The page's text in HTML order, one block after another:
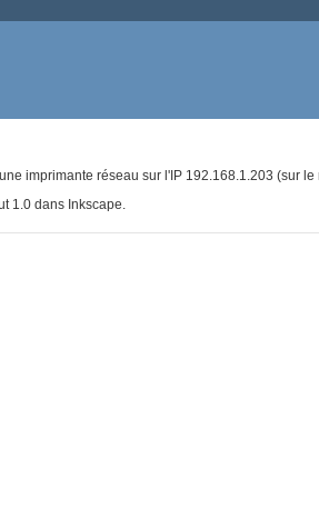
imprimante réseau sur l'IP 192.168.1.203 (sur
1.0 dans Inkscape.